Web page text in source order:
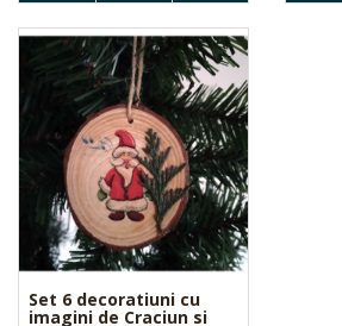
Set 6 decoratiuni cu
imagini de Craciun si